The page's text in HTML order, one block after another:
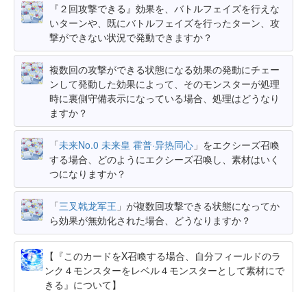
『２回攻撃できる』効果を、バトルフェイズを行えな
いターンや、既にバトルフェイズを行ったターン、攻
撃ができない状況で発動できますか？
複数回の攻撃ができる状態になる効果の発動にチェー
ンして発動した効果によって、そのモンスターが処理
時に裏側守備表示になっている場合、処理はどうなり
ますか？
「未来No.0 未来皇 霍普·异热同心 」をエクシーズ召喚
する場合、どのようにエクシーズ召喚し、素材はいく
つになりますか？
「三叉戟龙军王 」が複数回攻撃できる状態になってか
ら効果が無効化された場合、どうなりますか？
【『このカードをX召喚する場合、自分フィールドのラ
ンク４モンスターをレベル４モンスターとして素材にで
きる』について】